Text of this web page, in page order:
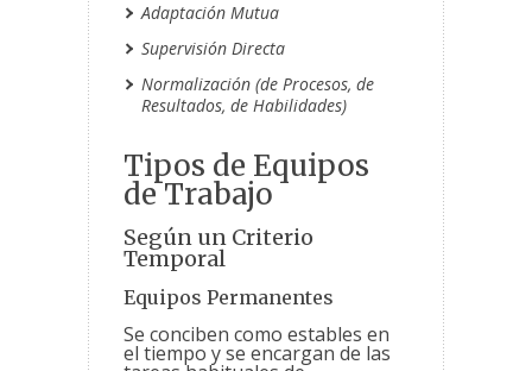
Adaptación Mutua
Supervisión Directa
Normalización (de Procesos, de
Resultados, de Habilidades)
Tipos de Equipos
de Trabajo
Según un Criterio
Temporal
Equipos Permanentes
Se conciben como estables en
el tiempo y se encargan de las